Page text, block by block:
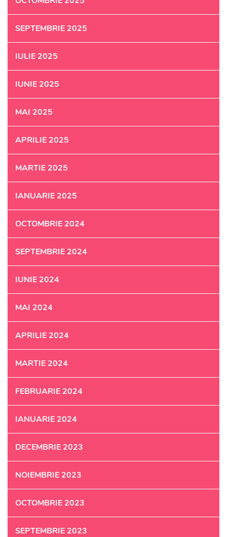
SEPTEMBRIE 2025
IULIE 2025
IUNIE 2025
MAI 2025
APRILIE 2025
MARTIE 2025
IANUARIE 2025
OCTOMBRIE 2024
SEPTEMBRIE 2024
IUNIE 2024
MAI 2024
APRILIE 2024
MARTIE 2024
FEBRUARIE 2024
IANUARIE 2024
DECEMBRIE 2023
NOIEMBRIE 2023
OCTOMBRIE 2023
SEPTEMBRIE 2023